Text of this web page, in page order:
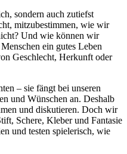
sondern auch zutiefst
mitzubestimmen, wie wir
Und wie können wir
ein gutes Leben
Geschlecht, Herkunft oder
– sie fängt bei unseren
und Wünschen an. Deshalb
und diskutieren. Doch wir
Schere, Kleber und Fantasie
und testen spielerisch, wie